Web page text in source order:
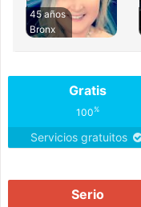
45 años
Bronx
Gratis
100%
Servicios gratuitos
Serio